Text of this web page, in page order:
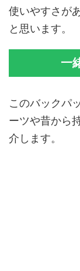
使いやすさが
と思います。
一
このバックパ
ーツや昔から
介します。